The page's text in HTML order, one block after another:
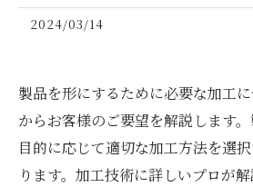
2024/03/14
製品を形にするために必要な加工
からお客様のご要望を解説します。
目的に応じて適切な加工方法を選
ります。加工技術に詳しいプロが